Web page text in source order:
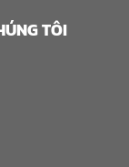
TÔI